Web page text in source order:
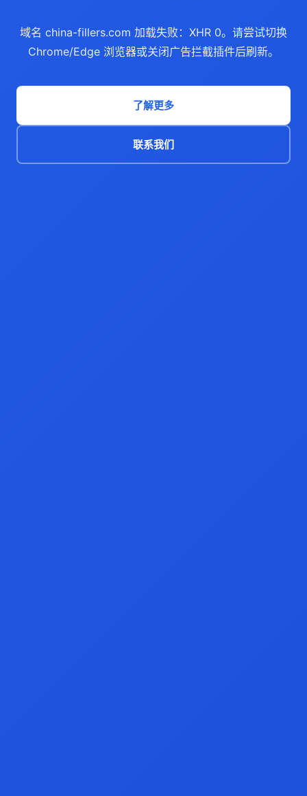
域名 china-fillers.com 加载失败：XHR 0。请尝试切换
Chrome/Edge 浏览器或关闭广告拦截插件后刷新。
了解更多
联系我们